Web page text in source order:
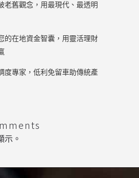
老舊觀念，用最現代、最透明
的在地資金智囊，用靈活理財
度專家，低利免留車助傳統產
示。